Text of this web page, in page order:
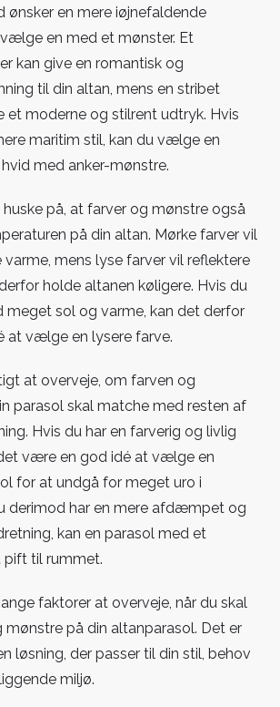
ønsker en mere iøjnefaldende
en med et mønster. Et
kan give en romantisk og
til din altan, mens en stribet
et moderne og stilrent udtryk. Hvis
maritim stil, kan du vælge en
med anker-mønstre.
på, at farver og mønstre også
på din altan. Mørke farver vil
varme, mens lyse farver vil reflektere
holde altanen køligere. Hvis du
meget sol og varme, kan det derfor
at vælge en lysere farve.
at overveje, om farven og
parasol skal matche med resten af
Hvis du har en farverig og livlig
være en god idé at vælge en
for at undgå for meget uro i
derimod har en mere afdæmpet og
kan en parasol med et
pift til rummet.
faktorer at overveje, når du skal
på din altanparasol. Det er
løsning, der passer til din stil, behov
miljø.